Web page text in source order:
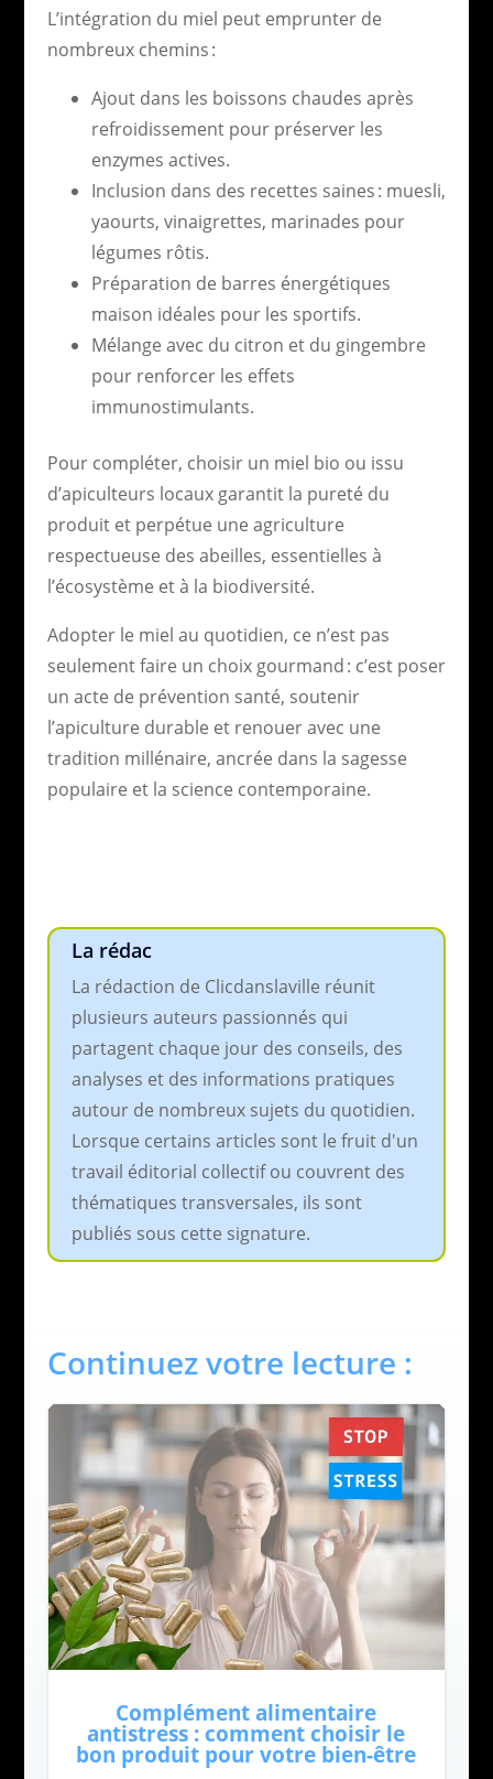
L’intégration du miel peut emprunter de
nombreux chemins :
Ajout dans les boissons chaudes après
refroidissement pour préserver les
enzymes actives.
Inclusion dans des recettes saines : muesli,
yaourts, vinaigrettes, marinades pour
légumes rôtis.
Préparation de barres énergétiques
maison idéales pour les sportifs.
Mélange avec du citron et du gingembre
pour renforcer les effets
immunostimulants.
Pour compléter, choisir un miel bio ou issu
d’apiculteurs locaux garantit la pureté du
produit et perpétue une agriculture
respectueuse des abeilles, essentielles à
l’écosystème et à la biodiversité.
Adopter le miel au quotidien, ce n’est pas
seulement faire un choix gourmand : c’est poser
un acte de prévention santé, soutenir
l’apiculture durable et renouer avec une
tradition millénaire, ancrée dans la sagesse
populaire et la science contemporaine.
La rédac
La rédaction de Clicdanslaville réunit
plusieurs auteurs passionnés qui
partagent chaque jour des conseils, des
analyses et des informations pratiques
autour de nombreux sujets du quotidien.
Lorsque certains articles sont le fruit d'un
travail éditorial collectif ou couvrent des
thématiques transversales, ils sont
publiés sous cette signature.
Continuez votre lecture :
Complément alimentaire
antistress : comment choisir le
bon produit pour votre bien-être